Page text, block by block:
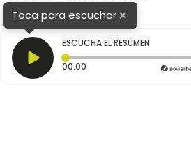
Toca para escuchar×
ESCUCHA EL RESUMEN
00:00 Tiempo transcurrido: 0